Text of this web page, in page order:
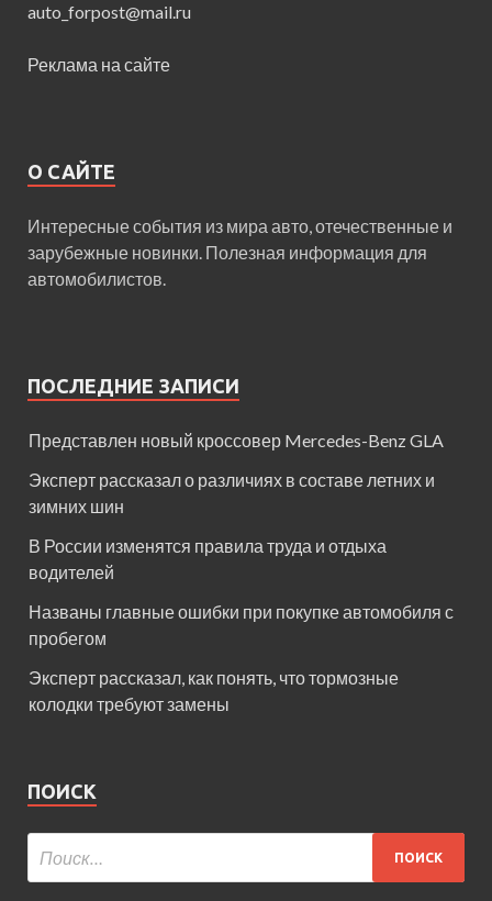
auto_forpost@mail.ru
Реклама на сайте
О САЙТЕ
Интересные события из мира авто, отечественные и
зарубежные новинки. Полезная информация для
автомобилистов.
ПОСЛЕДНИЕ ЗАПИСИ
Представлен новый кроссовер Mercedes-Benz GLA
Эксперт рассказал о различиях в составе летних и
зимних шин
В России изменятся правила труда и отдыха
водителей
Названы главные ошибки при покупке автомобиля с
пробегом
Эксперт рассказал, как понять, что тормозные
колодки требуют замены
ПОИСК